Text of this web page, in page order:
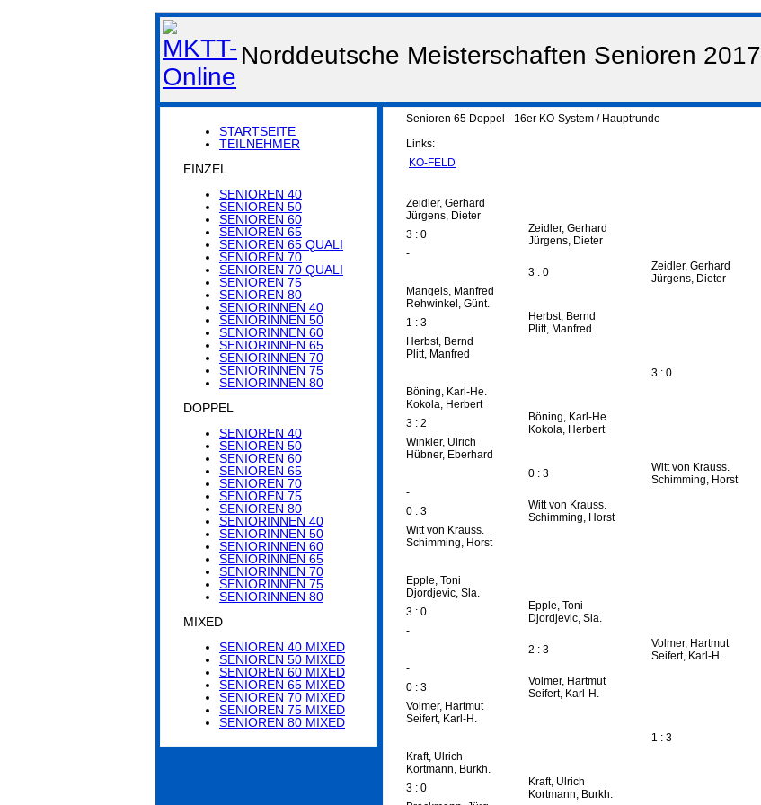
Norddeutsche Meisterschaften Senioren 2017
STARTSEITE
TEILNEHMER
EINZEL
SENIOREN 40
SENIOREN 50
SENIOREN 60
SENIOREN 65
SENIOREN 65 QUALI
SENIOREN 70
SENIOREN 70 QUALI
SENIOREN 75
SENIOREN 80
SENIORINNEN 40
SENIORINNEN 50
SENIORINNEN 60
SENIORINNEN 65
SENIORINNEN 70
SENIORINNEN 75
SENIORINNEN 80
DOPPEL
SENIOREN 40
SENIOREN 50
SENIOREN 60
SENIOREN 65
SENIOREN 70
SENIOREN 75
SENIOREN 80
SENIORINNEN 40
SENIORINNEN 50
SENIORINNEN 60
SENIORINNEN 65
SENIORINNEN 70
SENIORINNEN 75
SENIORINNEN 80
MIXED
SENIOREN 40 MIXED
SENIOREN 50 MIXED
SENIOREN 60 MIXED
SENIOREN 65 MIXED
SENIOREN 70 MIXED
SENIOREN 75 MIXED
SENIOREN 80 MIXED
Senioren 65 Doppel - 16er KO-System / Hauptrunde
Links:
KO-FELD
Zeidler, Gerhard
Jürgens, Dieter
3 : 0
Zeidler, Gerhard
Jürgens, Dieter
-
3 : 0
Zeidler, Gerhard
Jürgens, Dieter
Mangels, Manfred
Rehwinkel, Günt.
1 : 3
Herbst, Bernd
Plitt, Manfred
Herbst, Bernd
Plitt, Manfred
3 : 0
Böning, Karl-He.
Kokola, Herbert
3 : 2
Böning, Karl-He.
Kokola, Herbert
Winkler, Ulrich
Hübner, Eberhard
0 : 3
Witt von Krauss.
Schimming, Horst
-
0 : 3
Witt von Krauss.
Schimming, Horst
Witt von Krauss.
Schimming, Horst
Epple, Toni
Djordjevic, Sla.
3 : 0
Epple, Toni
Djordjevic, Sla.
-
2 : 3
Volmer, Hartmut
Seifert, Karl-H.
-
0 : 3
Volmer, Hartmut
Seifert, Karl-H.
Volmer, Hartmut
Seifert, Karl-H.
1 : 3
Kraft, Ulrich
Kortmann, Burkh.
3 : 0
Kraft, Ulrich
Kortmann, Burkh.